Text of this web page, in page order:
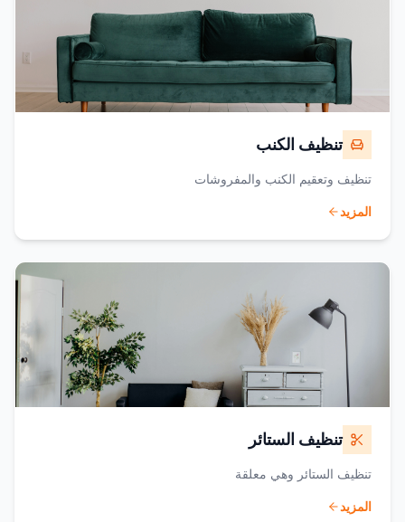
تنظيف الكنب
تنظيف وتعقيم الكنب والمفروشات
المزيد
تنظيف الستائر
تنظيف الستائر وهي معلقة
المزيد